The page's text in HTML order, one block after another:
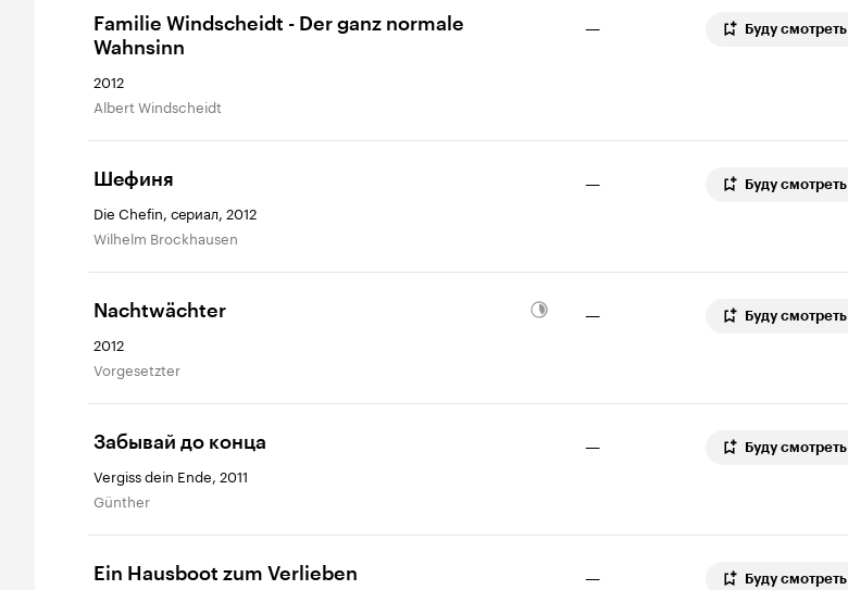
Familie Windscheidt - Der ganz normale
Wahnsinn
2012
Albert Windscheidt
— Буду смотреть
Шефиня
Die Chefin, сериал, 2012
Wilhelm Brockhausen
— Буду смотреть
Nachtwächter
2012
Vorgesetzter
— Буду смотреть
Забывай до конца
Vergiss dein Ende, 2011
Günther
— Буду смотреть
Ein Hausboot zum Verlieben — Буду смотреть